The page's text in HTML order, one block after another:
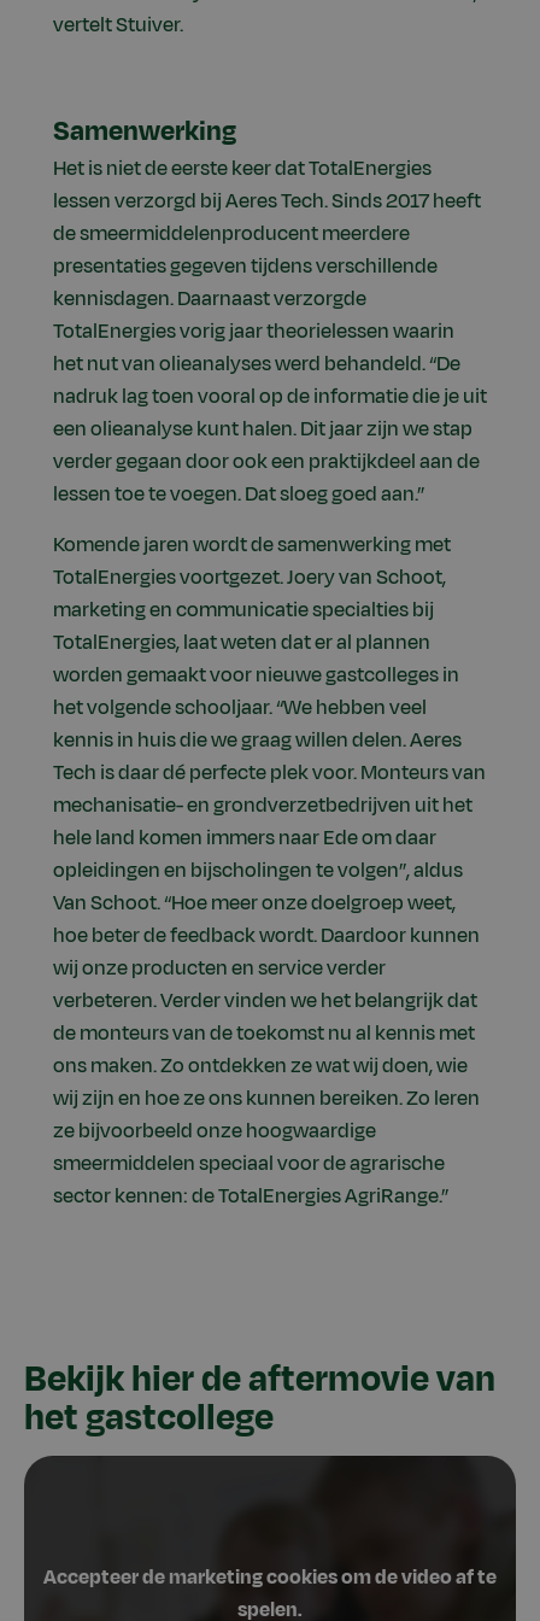
vertelt Stuiver.
Samenwerking
Het is niet de eerste keer dat TotalEnergies
lessen verzorgd bij Aeres Tech. Sinds 2017 heeft
de smeermiddelenproducent meerdere
presentaties gegeven tijdens verschillende
kennisdagen. Daarnaast verzorgde
TotalEnergies vorig jaar theorielessen waarin
het nut van olieanalyses werd behandeld. “De
nadruk lag toen vooral op de informatie die je uit
een olieanalyse kunt halen. Dit jaar zijn we stap
verder gegaan door ook een praktijkdeel aan de
lessen toe te voegen. Dat sloeg goed aan.”
Komende jaren wordt de samenwerking met
TotalEnergies voortgezet. Joery van Schoot,
marketing en communicatie specialties bij
TotalEnergies, laat weten dat er al plannen
worden gemaakt voor nieuwe gastcolleges in
het volgende schooljaar. “We hebben veel
kennis in huis die we graag willen delen. Aeres
Tech is daar dé perfecte plek voor. Monteurs van
mechanisatie- en grondverzetbedrijven uit het
hele land komen immers naar Ede om daar
opleidingen en bijscholingen te volgen”, aldus
Van Schoot. “Hoe meer onze doelgroep weet,
hoe beter de feedback wordt. Daardoor kunnen
wij onze producten en service verder
verbeteren. Verder vinden we het belangrijk dat
de monteurs van de toekomst nu al kennis met
ons maken. Zo ontdekken ze wat wij doen, wie
wij zijn en hoe ze ons kunnen bereiken. Zo leren
ze bijvoorbeeld onze hoogwaardige
smeermiddelen speciaal voor de agrarische
sector kennen: de TotalEnergies AgriRange.”
Bekijk hier de aftermovie van
het gastcollege